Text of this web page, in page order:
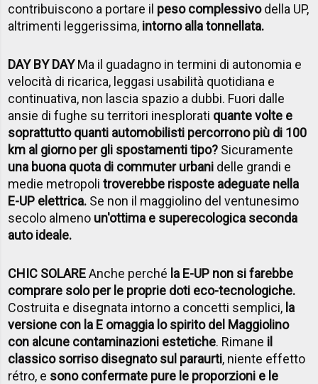
contribuiscono a portare il peso complessivodella UP,
altrimenti leggerissima, intorno alla tonnellata.
DAY BY DAYMa il guadagno in termini di autonomia e
velocità di ricarica, leggasi usabilità quotidiana e
continuativa, non lascia spazio a dubbi. Fuori dalle
ansie di fughe su territori inesplorati quante volte e
soprattutto quanti automobilisti percorrono più di 100
km al giorno per gli spostamenti tipo? Sicuramente
una buona quota di commuter urbani delle grandi e
medie metropolitroverebbe risposte adeguate nella
E-UP elettrica. Se non il maggiolino del ventunesimo
secolo almeno un'ottima e superecologica seconda
auto ideale.
CHIC SOLAREAnche perché la E-UP non si farebbe
comprare solo per le proprie doti eco-tecnologiche.
Costruita e disegnata intorno a concetti semplici, la
versione con la E omaggia lo spirito del Maggiolino
con alcune contaminazioni estetiche. Rimane il
classico sorriso disegnato sul paraurti, niente effetto
rétro, e sono confermate pure le proporzioni e le